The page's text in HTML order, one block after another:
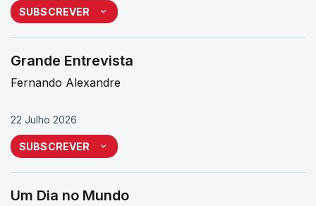
SUBSCREVER
Grande Entrevista
Fernando Alexandre
22 Julho 2026
SUBSCREVER
Um Dia no Mundo